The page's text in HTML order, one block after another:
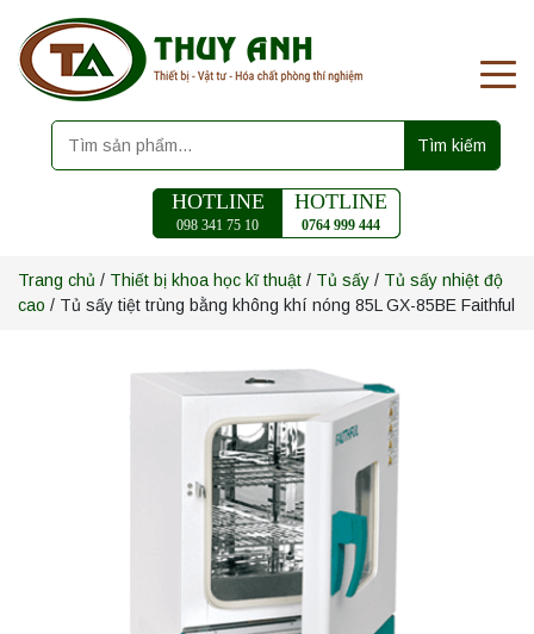
Tìm kiếm
HOTLINE
098 341 75 10
HOTLINE
0764 999 444
Trang chủ / Thiết bị khoa học kĩ thuật / Tủ sấy / Tủ sấy nhiệt độ
cao / Tủ sấy tiệt trùng bằng không khí nóng 85L GX-85BE Faithful